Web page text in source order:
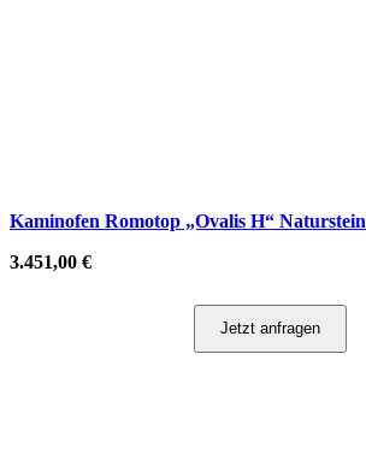
Kaminofen Romotop „Ovalis H“ Naturstein
3.451,00 €
Jetzt anfragen